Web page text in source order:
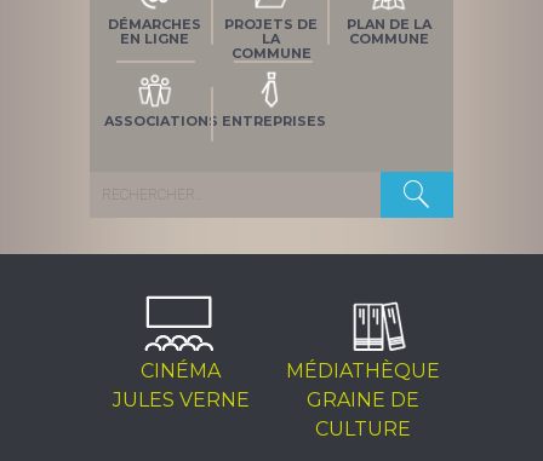
DÉMARCHES
EN LIGNE
PROJETS DE
LA
COMMUNE
PLAN DE LA
COMMUNE
ASSOCIATIONS ENTREPRISES
Rechercher :
CINÉMA
JULES VERNE
MÉDIATHÈQUE
GRAINE DE
CULTURE